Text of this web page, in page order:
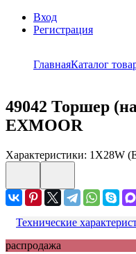
Вход
Регистрация
ГлавнаяКаталог
49042 Торшер
EXMOOR
Характеристики: 1X28W
Технические
распродажа